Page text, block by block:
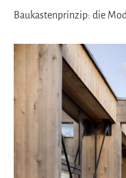
Baukastenprinzip: die